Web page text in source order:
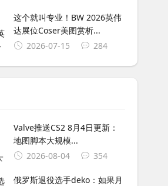
这个就叫专业！BW 2026英伟
达展位Coser美图赏析...
2026-07-15
284
Valve推送CS2 8月4日更新：
地图脚本大规模...
2026-08-04
354
俄罗斯退役选手deko：如果月